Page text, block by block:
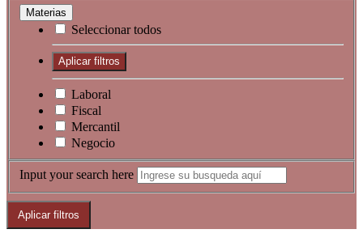
Materias
Seleccionar todos
Laboral
Fiscal
Mercantil
Negocio
Input your search here